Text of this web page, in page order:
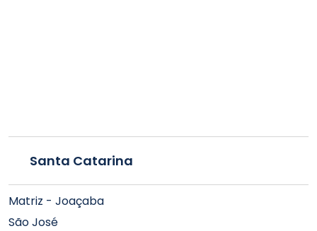
Santa Catarina
Matriz - Joaçaba
São José